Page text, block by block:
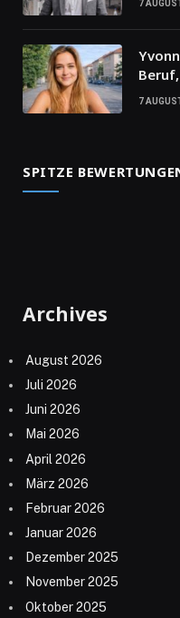
7
7
SPITZE
Archives
August 2026
Juli 2026
Juni 2026
Mai 2026
April 2026
März 2026
Februar 2026
Januar 2026
Dezember 2025
November 2025
Oktober 2025